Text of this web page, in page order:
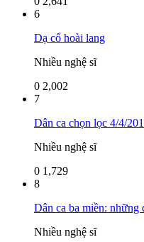
6
Dạ cổ hoài lang
Nhiều nghệ sĩ
0 2,002
7
Dân ca chọn lọc 4/4/
Nhiều nghệ sĩ
0 1,729
8
Dân ca ba miền:
Nhiều nghệ sĩ